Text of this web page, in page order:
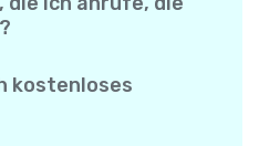
Abonnements
auch wenn die
nicht verwendet. Aber:
sind völlig kostenlos,
kostenloses